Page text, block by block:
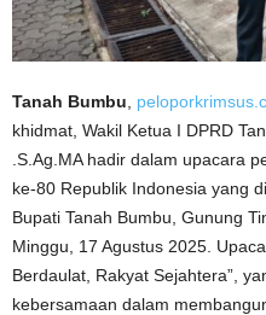
Tanah Bumbu
khidmat, Wakil Ketua I DPRD
.S.Ag.MA hadir dalam upacara
ke-80 Republik Indonesia yang
Bupati Tanah Bumbu, Gunung
Minggu, 17 Agustus 2025.
Berdaulat, Rakyat Sejahtera”,
kebersamaan dalam